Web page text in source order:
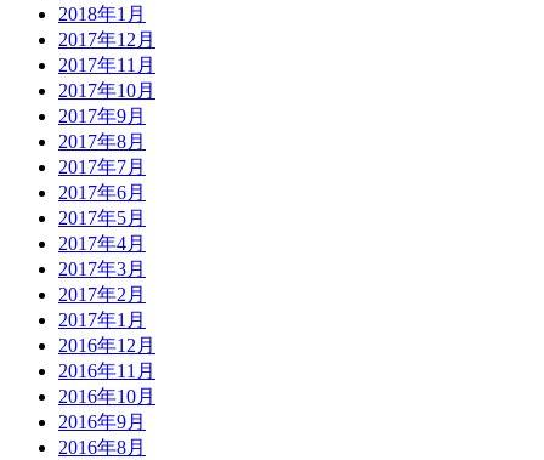
2018年1月
2017年12月
2017年11月
2017年10月
2017年9月
2017年8月
2017年7月
2017年6月
2017年5月
2017年4月
2017年3月
2017年2月
2017年1月
2016年12月
2016年11月
2016年10月
2016年9月
2016年8月